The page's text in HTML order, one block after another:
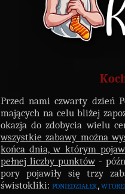
Przed nami czwarty dzień
mających na celu bliżej
okazja do zdobycia wielu
wszystkie zabawy można
końca dnia, w którym
pełnej liczby punktów-
pory pojawiły się trzy
świstokliki: poniedziałek,